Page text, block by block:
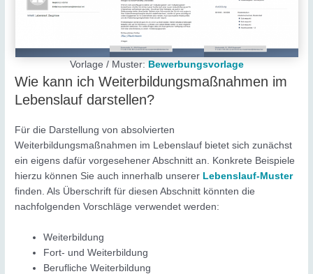
Vorlage / Muster: Bewerbungsvorlage
Wie kann ich Weiterbildungsmaßnahmen im
Lebenslauf darstellen?
Für die Darstellung von absolvierten
Weiterbildungsmaßnahmen im Lebenslauf bietet sich zunächst
ein eigens dafür vorgesehener Abschnitt an. Konkrete Beispiele
hierzu können Sie auch innerhalb unserer Lebenslauf-Muster
finden. Als Überschrift für diesen Abschnitt könnten die
nachfolgenden Vorschläge verwendet werden:
Weiterbildung
Fort- und Weiterbildung
Berufliche Weiterbildung